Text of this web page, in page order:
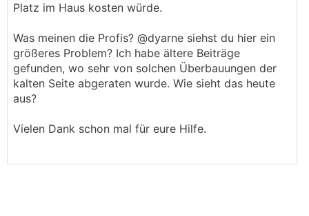
Platz im Haus kosten würde.
Was meinen die Profis? @dyarne siehst du hier ein
größeres Problem? Ich habe ältere Beiträge
gefunden, wo sehr von solchen Überbauungen der
kalten Seite abgeraten wurde. Wie sieht das heute
aus?
Vielen Dank schon mal für eure Hilfe.